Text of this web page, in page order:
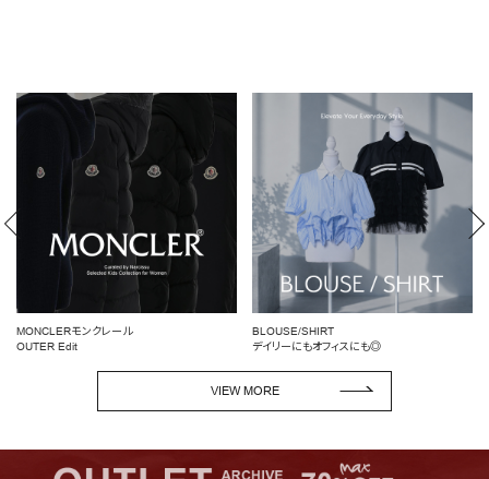
MONCLERモンクレール
OUTER Edit
BLOUSE/SHIRT
デイリーにもオフィスにも◎
VIEW MORE